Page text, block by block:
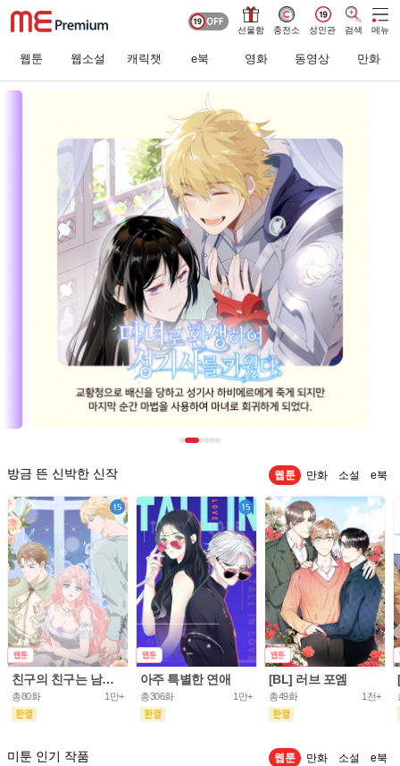
선물함 충전소 성인관 검색 메뉴
웹툰 웹소설 캐릭챗 e북 영화 동영상 만화
방금 뜬 신박한 신작 웹툰 만화 소설 e북
친구의 친구는 남인가요? [개정판]
총80화 1만+
아주 특별한 연애
총306화 1만+
[BL] 러브 포엠
총49화 1천+
미툰 인기 작품 웹툰 만화 소설 e북